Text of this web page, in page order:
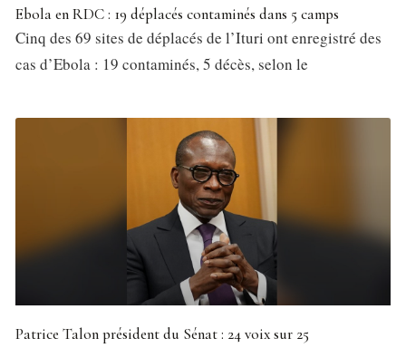
Ebola en RDC : 19 déplacés contaminés dans 5 camps
Cinq des 69 sites de déplacés de l’Ituri ont enregistré des
cas d’Ebola : 19 contaminés, 5 décès, selon le
Patrice Talon président du Sénat : 24 voix sur 25